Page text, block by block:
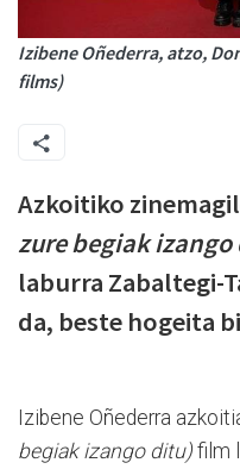
Izibene Oñederra, atzo,
films)
Azkoitiko
zure begiak
laburra Zabaltegi-
da, beste hogeita
Izibene Oñederra
begiak izango ditu) film